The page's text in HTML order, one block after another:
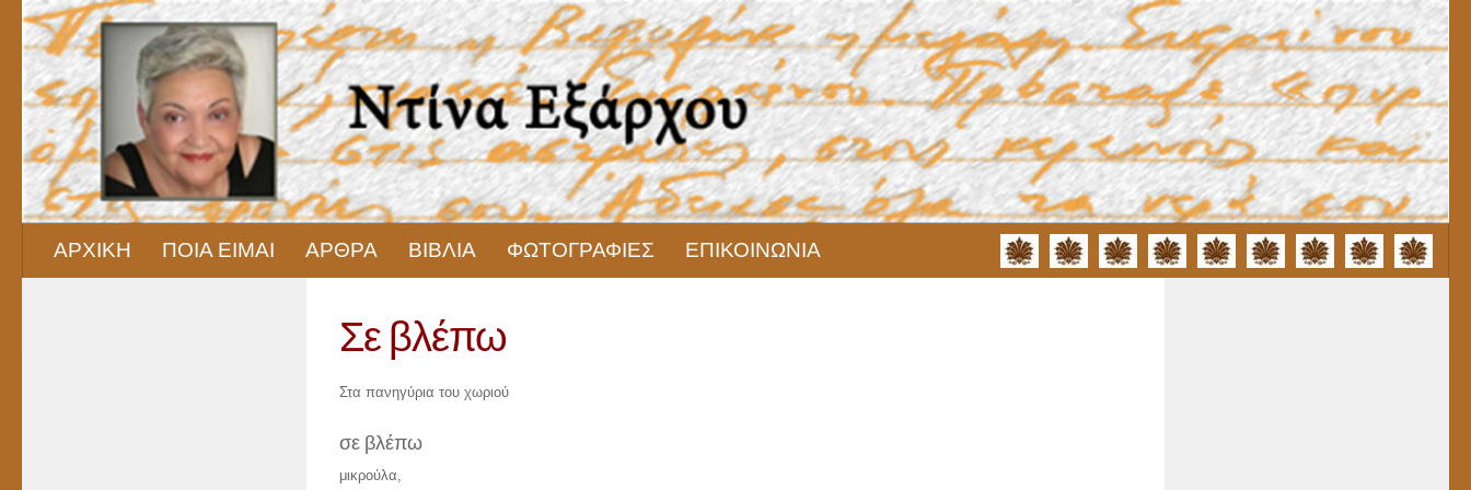
Skip to content
ΑΡΧΙΚΗ ΠΟΙΑ ΕΙΜΑΙ ΑΡΘΡΑ ΒΙΒΛΙΑ ΦΩΤΟΓΡΑΦΙΕΣ ΕΠΙΚΟΙΝΩΝΙΑ
Σε βλέπω
Στα πανηγύρια του χωριού
σε βλέπω
μικρούλα,